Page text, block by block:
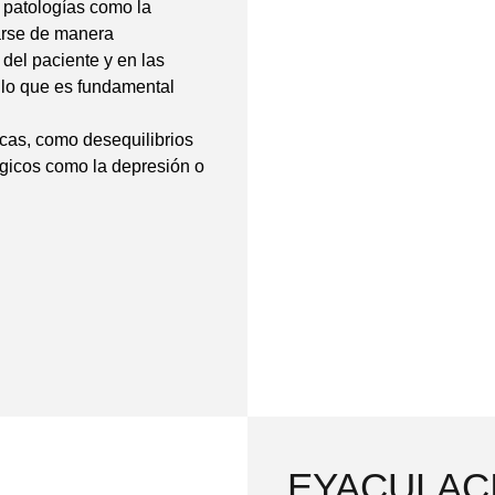
como la
de manera
paciente y en las
que es fundamental
como desequilibrios
como la depresión o